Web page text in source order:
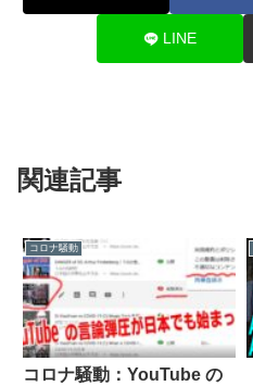
LINE
関連記事
コロナ騒動
コロナ騒動：YouTube の